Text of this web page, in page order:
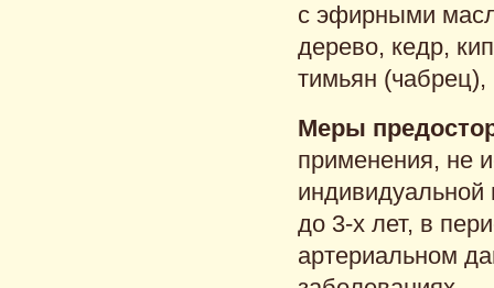
с эфирными
дерево, кедр,
тимьян (чабрец),
Меры
применения, не
индивидуальной
до 3-х лет, в
артериальном